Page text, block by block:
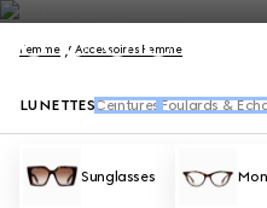
Femme Accessoires Femme
LUNETTES Ceintures Foulards &
Sunglasses